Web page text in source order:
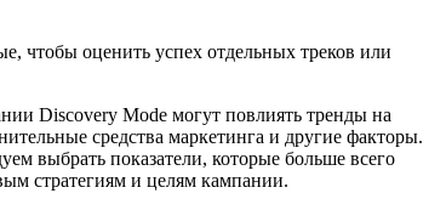
чтобы оценить успех отдельных треков или
Discovery Mode могут повлиять тренды на
средства маркетинга и другие факторы.
выбрать показатели, которые больше всего
стратегиям и целям кампании.